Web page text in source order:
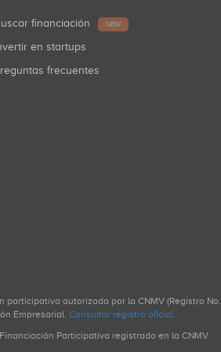
Buscar financiación NEW
en startups
Preguntas frecuentes
participativa autorizada por la CNMV (Registro No.
Empresarial. Consultar registro oficial.
Participativa registrado en la CNMV